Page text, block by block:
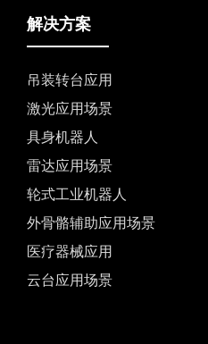
解决方案
吊装转台应用
激光应用场景
具身机器人
雷达应用场景
轮式工业机器人
外骨骼辅助应用场景
医疗器械应用
云台应用场景